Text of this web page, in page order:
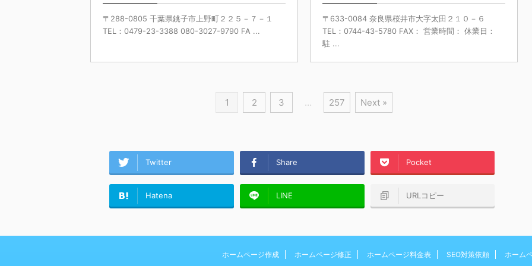
〒288-0805 千葉県銚子市上野町２２５－７－１
TEL：0479-23-3388 080-3027-9790 FA ...
〒633-0084 奈良県桜井市大字太田２１０－６
TEL：0744-43-5780 FAX： 営業時間： 休業日：
駐 ...
1 2 3 … 257 Next »
Twitter Share Pocket
Hatena LINE URLコピー
ホームページ作成 ホームページ修正 ホームページ料金表 SEO対策依頼 ホーム